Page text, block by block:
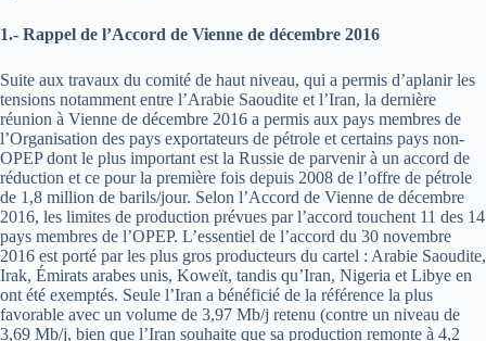
1.- Rappel de l’Accord de Vienne de décembre 2016
Suite aux travaux du comité de haut niveau, qui a permis d’aplanir les
tensions notamment entre l’Arabie Saoudite et l’Iran, la dernière
réunion à Vienne de décembre 2016 a permis aux pays membres de
l’Organisation des pays exportateurs de pétrole et certains pays non-
OPEP dont le plus important est la Russie de parvenir à un accord de
réduction et ce pour la première fois depuis 2008 de l’offre de pétrole
de 1,8 million de barils/jour. Selon l’Accord de Vienne de décembre
2016, les limites de production prévues par l’accord touchent 11 des 14
pays membres de l’OPEP. L’essentiel de l’accord du 30 novembre
2016 est porté par les plus gros producteurs du cartel : Arabie Saoudite,
Irak, Émirats arabes unis, Koweït, tandis qu’Iran, Nigeria et Libye en
ont été exemptés. Seule l’Iran a bénéficié de la référence la plus
favorable avec un volume de 3,97 Mb/j retenu (contre un niveau de
3,69 Mb/j, bien que l’Iran souhaite que sa production remonte à 4,2